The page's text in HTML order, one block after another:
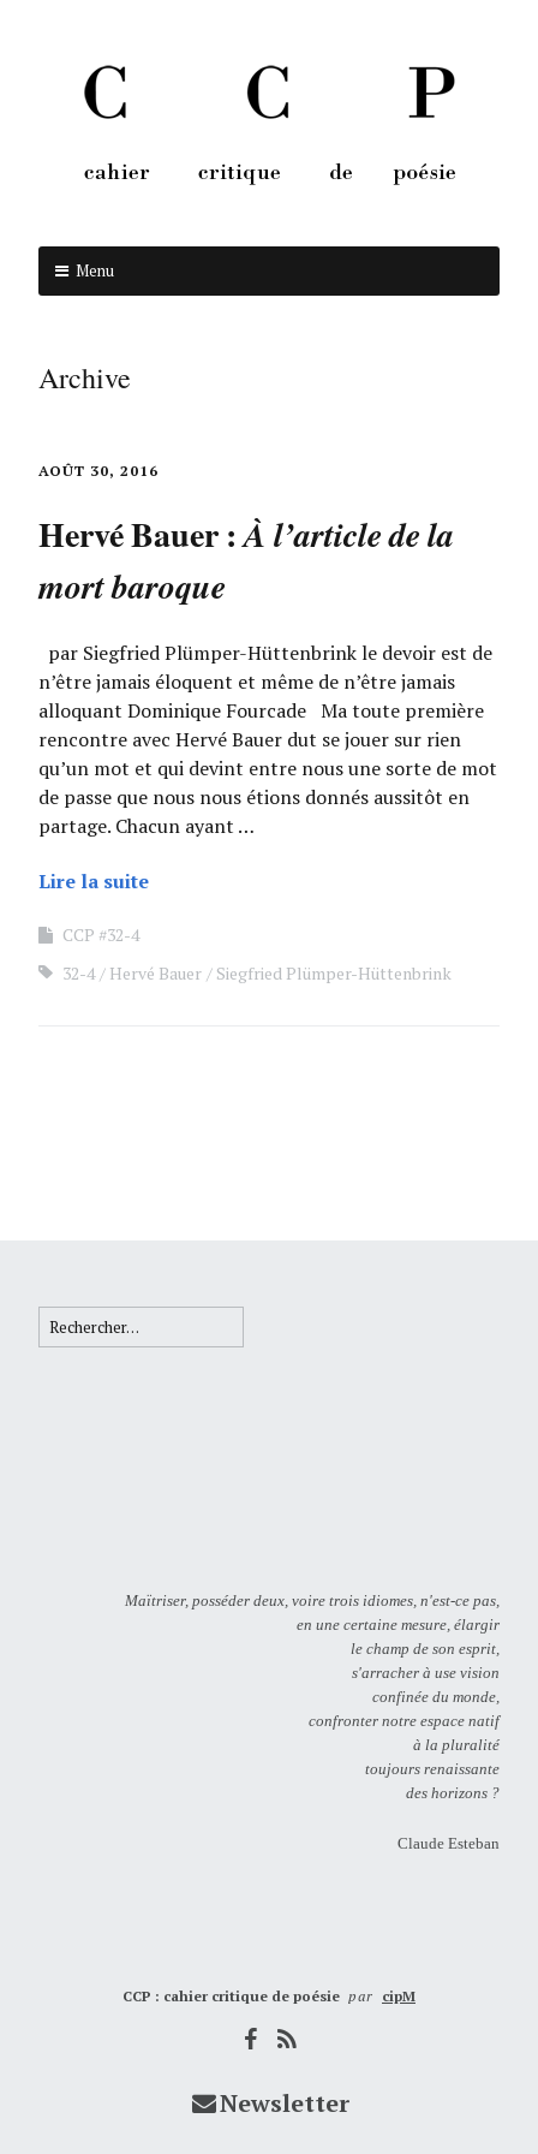
Menu
Archive
AOÛT 30, 2016
Hervé Bauer :À l’article de la
mort baroque
par Siegfried Plümper-Hüttenbrink le devoir est de
n’être jamais éloquent et même de n’être jamais
alloquant Dominique Fourcade Ma toute première
rencontre avec Hervé Bauer dut se jouer sur rien
qu’un mot et qui devint entre nous une sorte de mot
de passe que nous nous étions donnés aussitôt en
partage. Chacun ayant …
Lire la suite
CCP #32-4
32-4
Hervé Bauer Siegfried Plümper-Hüttenbrink
Rechercher :
Maïtriser, posséder deux, voire trois idiomes, n'est-ce pas,
en une certaine mesure, élargir
le champ de son esprit,
s'arracher à use vision
confinée du monde,
confronter notre espace natif
à la pluralité
toujours renaissante
des horizons ?
Claude Esteban
CCP : cahier critique de poésie par cipM
Newsletter